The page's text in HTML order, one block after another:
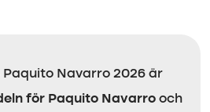
Paquito Navarro 2026 är
för Paquito Navarro och